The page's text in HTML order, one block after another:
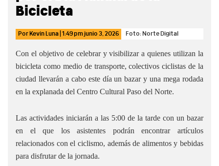
Bicicleta
Por Kevin Luna 1:49 pmjunio 3, 2026 Foto: Norte Digital
Con el objetivo de celebrar y visibilizar a quienes utilizan la
bicicleta como medio de transporte, colectivos ciclistas de la
ciudad llevarán a cabo este día un bazar y una mega rodada
en la explanada del Centro Cultural Paso del Norte.
Las actividades iniciarán a las 5:00 de la tarde con un bazar
en el que los asistentes podrán encontrar artículos
relacionados con el ciclismo, además de alimentos y bebidas
para disfrutar de la jornada.